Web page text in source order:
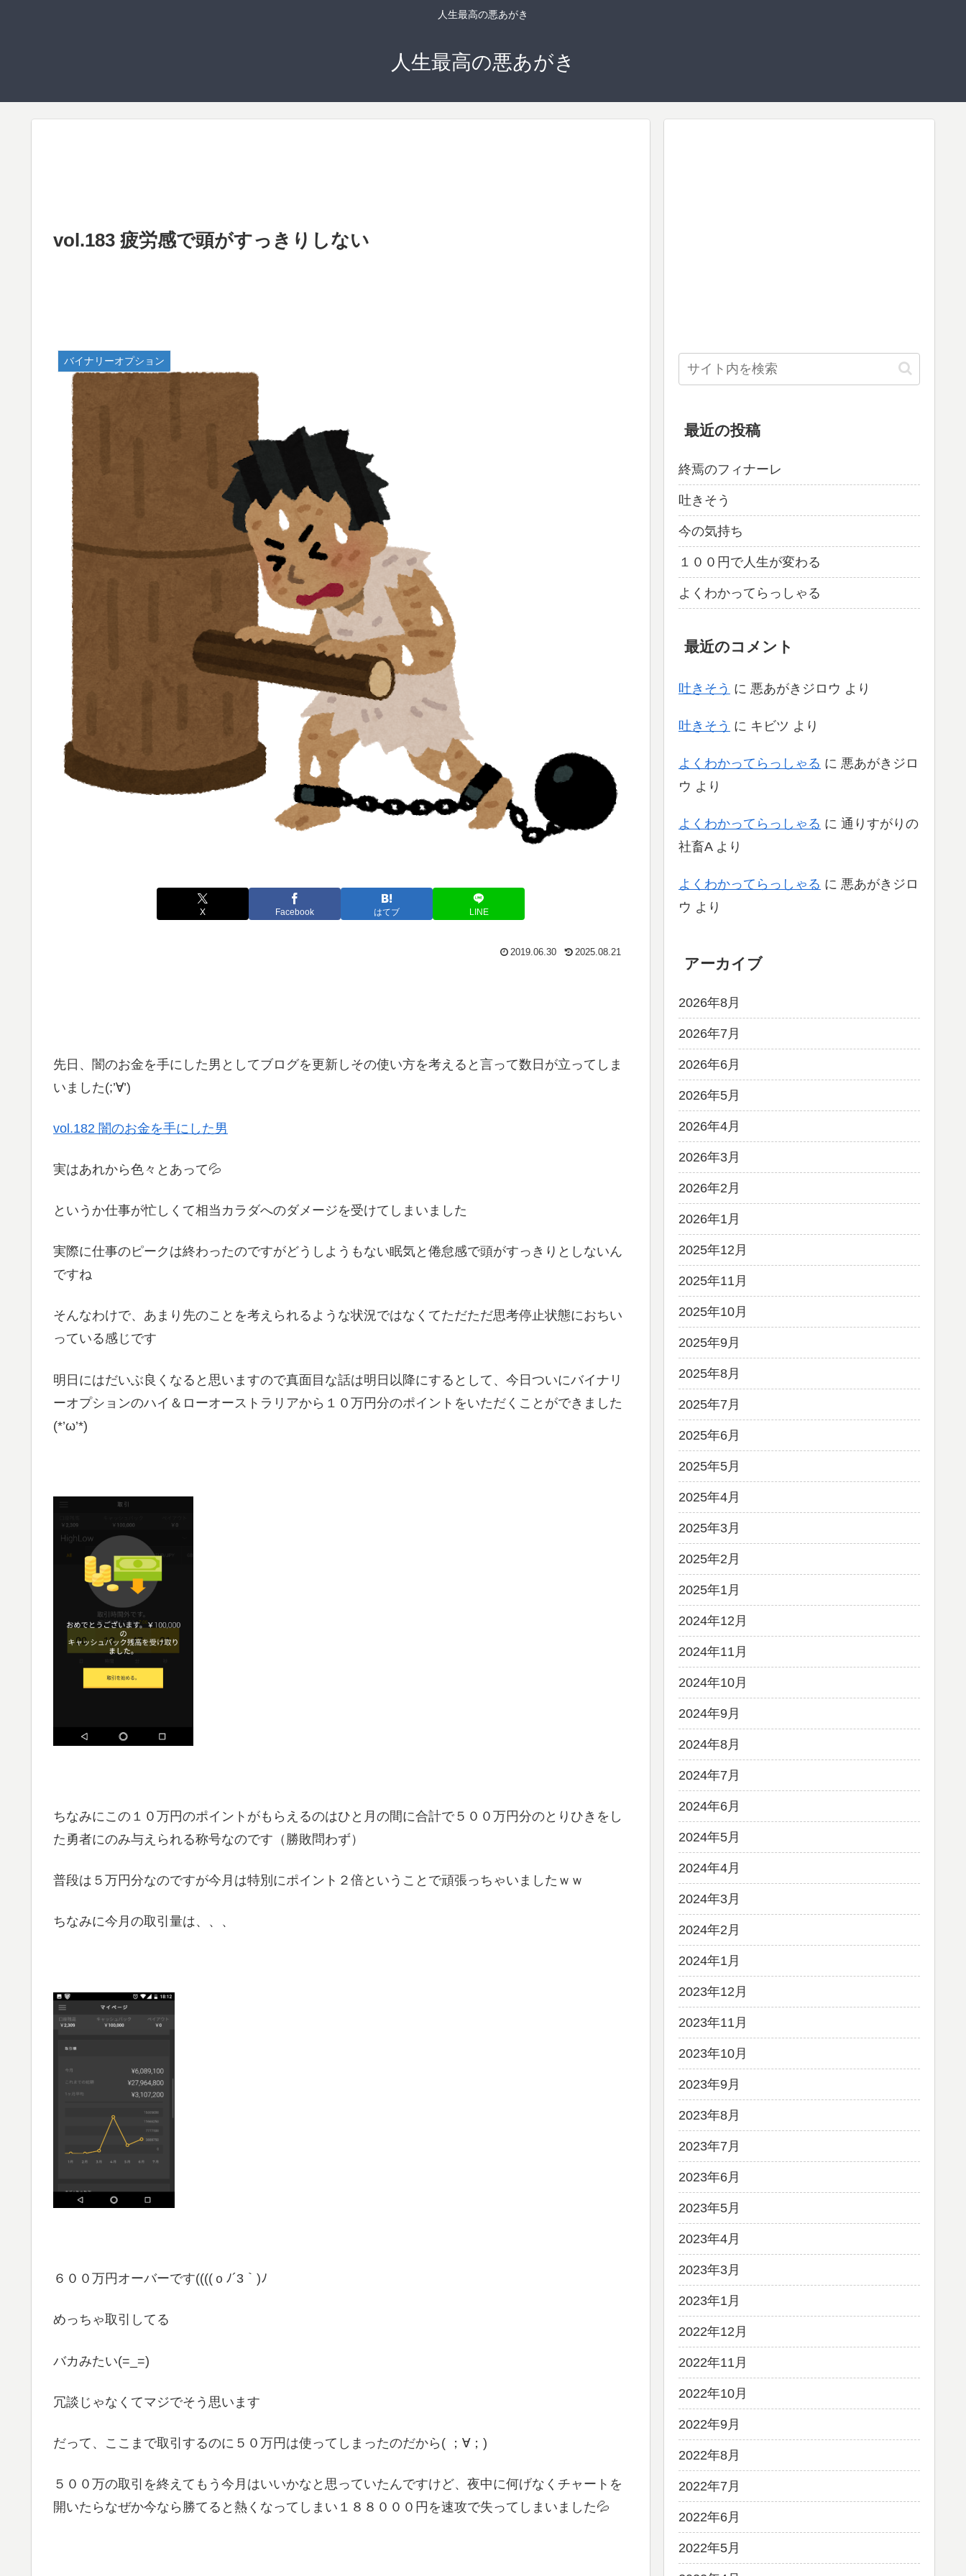
人生最高の悪あがき
人生最高の悪あがき
vol.183 疲労感で頭がすっきりしない
バイナリーオプション
X Facebook はてブ LINE
2019.06.30 2025.08.21
先日、闇のお金を手にした男としてブログを更新しその使い方を考えると言って数日が立ってしま
いました(;’∀’)
vol.182 闇のお金を手にした男
実はあれから色々とあって💦
というか仕事が忙しくて相当カラダへのダメージを受けてしまいました
実際に仕事のピークは終わったのですがどうしようもない眠気と倦怠感で頭がすっきりとしないん
ですね
そんなわけで、あまり先のことを考えられるような状況ではなくてただただ思考停止状態におちい
っている感じです
明日にはだいぶ良くなると思いますので真面目な話は明日以降にするとして、今日ついにバイナリ
ーオプションのハイ＆ローオーストラリアから１０万円分のポイントをいただくことができました
(*’ω’*)
ちなみにこの１０万円のポイントがもらえるのはひと月の間に合計で５００万円分のとりひきをし
た勇者にのみ与えられる称号なのです（勝敗問わず）
普段は５万円分なのですが今月は特別にポイント２倍ということで頑張っちゃいましたｗｗ
ちなみに今月の取引量は、、、
６００万円オーバーです((((ｏﾉ´3｀)ﾉ
めっちゃ取引してる
バカみたい(=_=)
冗談じゃなくてマジでそう思います
だって、ここまで取引するのに５０万円は使ってしまったのだから( ；∀；)
５００万の取引を終えてもう今月はいいかなと思っていたんですけど、夜中に何げなくチャートを
開いたらなぜか今なら勝てると熱くなってしまい１８８０００円を速攻で失ってしまいました💦
最近の投稿
終焉のフィナーレ
吐きそう
今の気持ち
１００円で人生が変わる
よくわかってらっしゃる
最近のコメント
吐きそう に 悪あがきジロウ より
吐きそう に キビツ より
よくわかってらっしゃる に 悪あがきジロ
ウ より
よくわかってらっしゃる に 通りすがりの
社畜Aより
よくわかってらっしゃる に 悪あがきジロ
ウ より
アーカイブ
2026年8月
2026年7月
2026年6月
2026年5月
2026年4月
2026年3月
2026年2月
2026年1月
2025年12月
2025年11月
2025年10月
2025年9月
2025年8月
2025年7月
2025年6月
2025年5月
2025年4月
2025年3月
2025年2月
2025年1月
2024年12月
2024年11月
2024年10月
2024年9月
2024年8月
2024年7月
2024年6月
2024年5月
2024年4月
2024年3月
2024年2月
2024年1月
2023年12月
2023年11月
2023年10月
2023年9月
2023年8月
2023年7月
2023年6月
2023年5月
2023年4月
2023年3月
2023年1月
2022年12月
2022年11月
2022年10月
2022年9月
2022年8月
2022年7月
2022年6月
2022年5月